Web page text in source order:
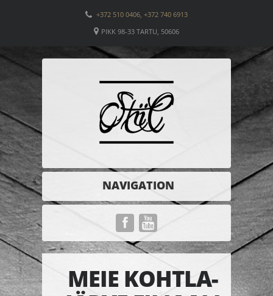
+372 510 0406, +372 740 6913
PIKK 98-33 TARTU, 50606
NAVIGATION
MEIE KOHTLA-